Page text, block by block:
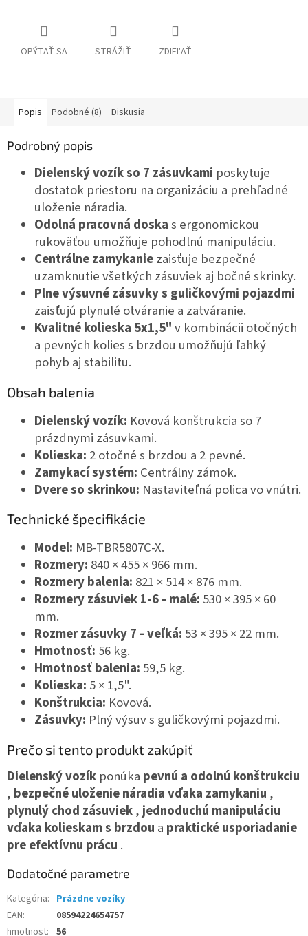
OPÝTAŤ SA STRÁŽIŤ ZDIEĽAŤ
Popis Podobné (8) Diskusia
Podrobný popis
Dielenský vozík so 7 zásuvkami poskytuje
dostatok priestoru na organizáciu a prehľadné
uloženie náradia.
Odolná pracovná doskas ergonomickou
rukoväťou umožňuje pohodlnú manipuláciu.
Centrálne zamykaniezaisťuje bezpečné
uzamknutie všetkých zásuviek aj bočné skrinky.
Plne výsuvné zásuvky s guličkovými pojazdmi
zaisťujú plynulé otváranie a zatváranie.
Kvalitné kolieska 5x1,5"v kombinácii otočných
a pevných kolies s brzdou umožňujú ľahký
pohyb aj stabilitu.
Obsah balenia
Dielenský vozík: Kovová konštrukcia so 7
prázdnymi zásuvkami.
Kolieska: 2 otočné s brzdou a 2 pevné.
Zamykací systém: Centrálny zámok.
Dvere so skrinkou: Nastaviteľná polica vo vnútri.
Technické špecifikácie
Model: MB-TBR5807C-X.
Rozmery: 840 × 455 × 966 mm.
Rozmery balenia: 821 × 514 × 876 mm.
Rozmery zásuviek 1-6 - malé: 530 × 395 × 60
mm.
Rozmer zásuvky 7 - veľká: 53 × 395 × 22 mm.
Hmotnosť: 56 kg.
Hmotnosť balenia: 59,5 kg.
Kolieska: 5 × 1,5".
Konštrukcia: Kovová.
Zásuvky: Plný výsuv s guličkovými pojazdmi.
Prečo si tento produkt zakúpiť
Dielenský vozík ponúka pevnú a odolnú konštrukciu
, bezpečné uloženie náradia vďaka zamykaniu ,
plynulý chod zásuviek,jednoduchú manipuláciu
vďaka kolieskam s brzdou a praktické usporiadanie
pre efektívnu prácu .
Dodatočné parametre
Kategória: Prázdne vozíky
EAN:
08594224654757
hmotnost: 56